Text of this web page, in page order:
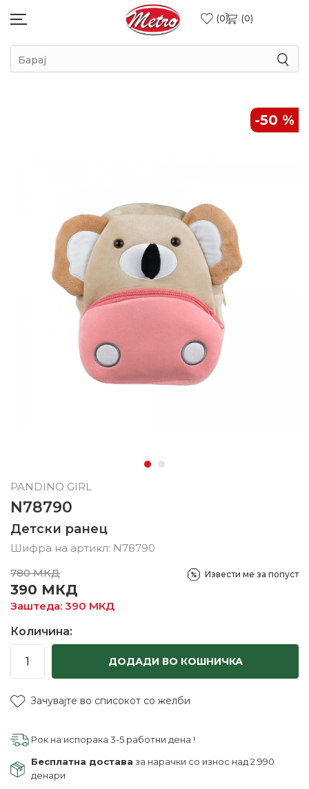
0 0
Барај
-50 %
PANDINO GIRL
N78790
Детски ранец
Шифра на артикл: N78790
780 МКД
390 МКД
Заштеда: 390 МКД
Извести ме за попуст
Количина:
ДОДАДИ ВО КОШНИЧКА
Зачувајте во списокот со желби
Рок на испорака 3-5 работни дена !
Бесплатна достава за нарачки со износ над 2.990
денари